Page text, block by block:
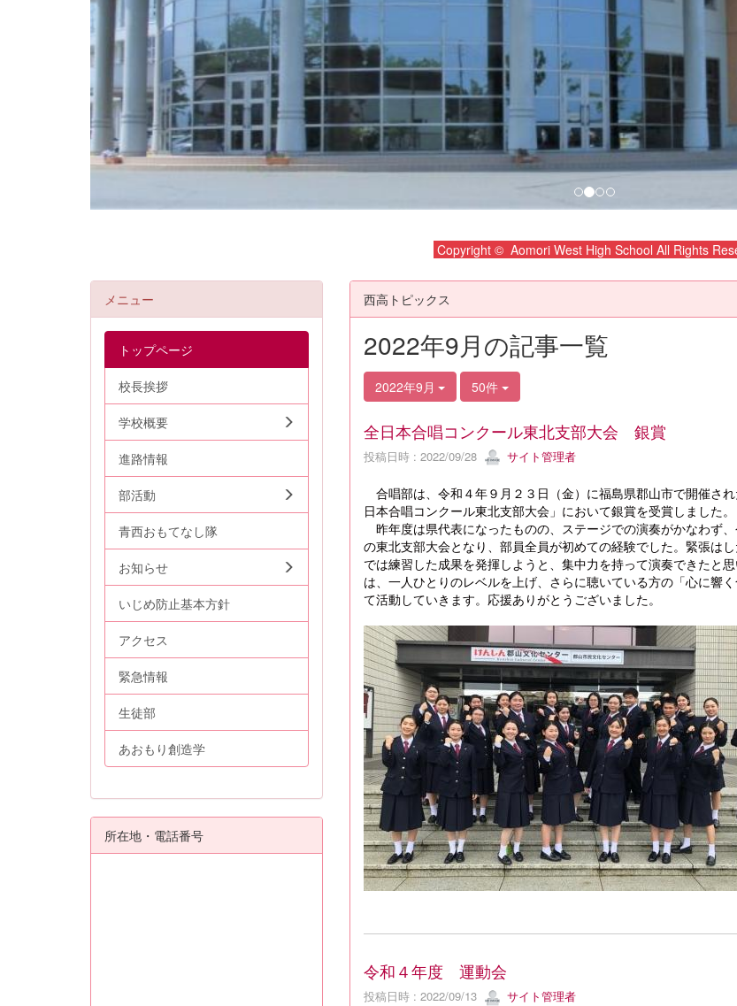
Copyright © Aomori West High School All Rights
西高トピックス
2022年9月の記事一覧
2022年9月 50件
全日本合唱コンクール東北支部大会 銀賞
投稿日時 : 2022/09/28 サイト管理者
合唱部は、令和４年９月２３日（金）に福島県郡山市で開催さ
日本合唱コンクール東北支部大会」において銀賞を受賞しました。
昨年度は県代表になったものの、ステージでの演奏がかなわず
の東北支部大会となり、部員全員が初めての経験でした。緊張は
では練習した成果を発揮しようと、集中力を持って演奏できたと
は、一人ひとりのレベルを上げ、さらに聴いている方の「心に響
て活動していきます。応援ありがとうございました。
令和４年度 運動会
投稿日時 : 2022/09/13 サイト管理者
メニュー
トップページ
校長挨拶
学校概要
進路情報
部活動
青西おもてなし隊
お知らせ
いじめ防止基本方針
アクセス
緊急情報
生徒部
あおもり創造学
所在地・電話番号